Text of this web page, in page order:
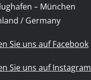
– München
/ Germany
Sie uns auf Facebook
Sie uns auf Instagram